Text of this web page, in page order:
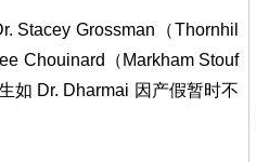
Stacey Grossman（Thornhil
Chouinard（Markham Stouf
如 Dr. Dharmai 因产假暂时不